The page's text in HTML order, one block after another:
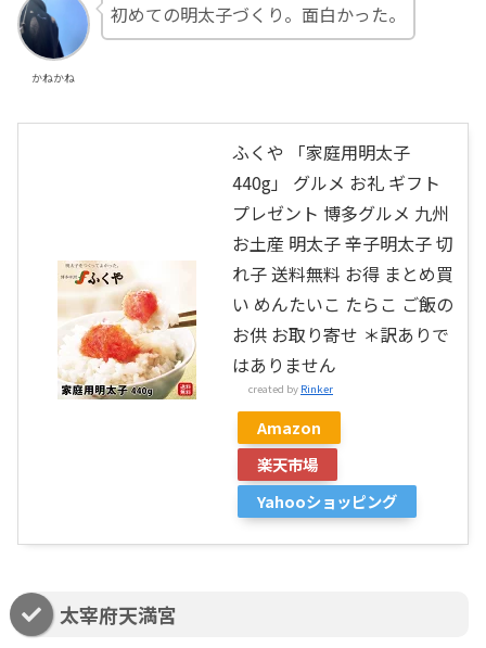
かねかね
初めての明太子づくり。面白かった。
ふくや 「家庭用明太子
440g」 グルメ お礼 ギフト
プレゼント 博多グルメ 九州
お土産 明太子 辛子明太子 切
れ子 送料無料 お得 まとめ買
い めんたいこ たらこ ご飯の
お供 お取り寄せ ＊訳ありで
はありません
created by Rinker
Amazon
楽天市場
Yahooショッピング
太宰府天満宮